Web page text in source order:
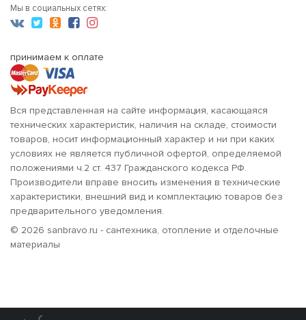
Мы в социальных сетях:
принимаем к оплате
Вся представленная на сайте информация, касающаяся
технических характеристик, наличия на складе, стоимости
товаров, носит информационный характер и ни при каких
условиях не является публичной офертой, определяемой
положениями ч.2 ст. 437 Гражданского кодекса РФ.
Производители вправе вносить изменения в технические
характеристики, внешний вид и комплектацию товаров без
предварительного уведомления.
© 2026 sanbravo.ru - сантехника, отопление и отделочные
материалы